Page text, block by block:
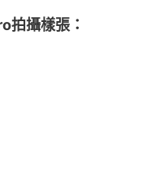
拍攝樣張：